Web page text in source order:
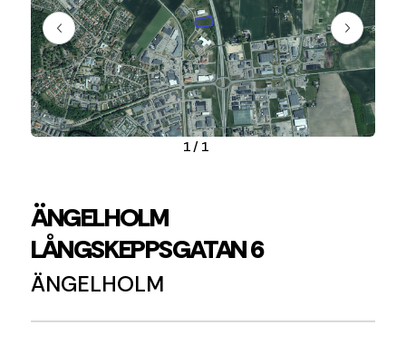
1/ 1
ÄNGELHOLM
LÅNGSKEPPSGATAN 6
ÄNGELHOLM